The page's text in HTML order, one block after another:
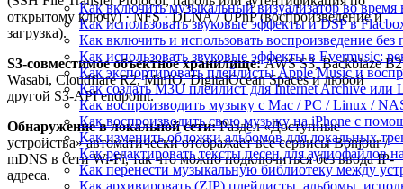
Как включить музыкальный визуализатор во
Как использовать звуковые эффекты и DSP в
Как включить и использовать воспроизведение без
Как использовать звуковые эффекты в Evermusic:
Как экспортировать плейлисты Apple Music и
Как создать M3U плейлист для Internet Archive или
Как воспроизводить музыку с Mac / PC / Linux /
Как воспроизводить свою музыку на iPhone с
Как изменить обложки альбомов для локальных
Как редактировать тексты песен для аудиофайлов
Как перенести музыкальную библиотеку между
Как архивировать (ZIP) плейлисты, альбомы,
открытому ключу) · NFS · DLNA / UPnP (воспроизведение и
загрузка).
S3-совместимое объектное хранилище:AWS S3, Backblaze
Wasabi, Cloudflare R2, MinIO, DigitalOcean Spaces и любой
другой S3-API endpoint.
Обнаружение в локальной сети:Раздел «Доступные
устройства» автоматически отображает все сервисы Bonjour /
mDNS в сети Wi-Fi, так что можно подключиться без ввода IP-
адреса.